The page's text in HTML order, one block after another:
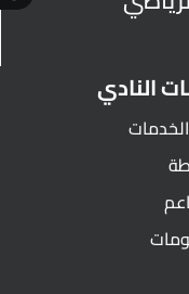
النادي